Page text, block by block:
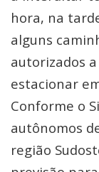
hora, na
alguns
autorizados
estacionar
Conforme o
autônomos
região